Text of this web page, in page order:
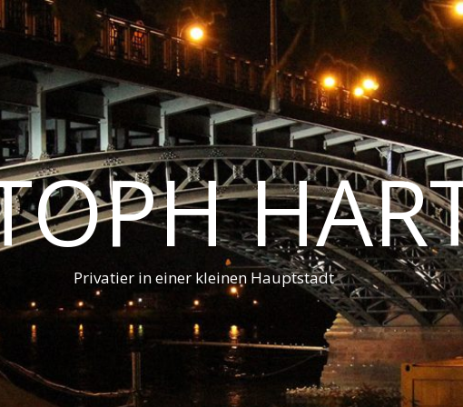
Privatier in einer kleinen Hauptstadt